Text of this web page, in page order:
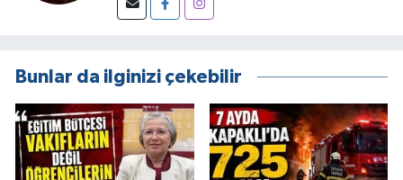
Bunlar da ilginizi çekebilir